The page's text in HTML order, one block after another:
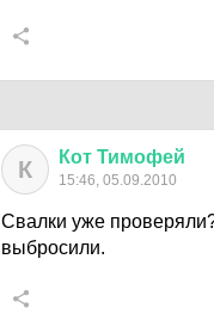
К Кот Тимофей
15:46, 05.09.2010
Свалки уже
выбросили.